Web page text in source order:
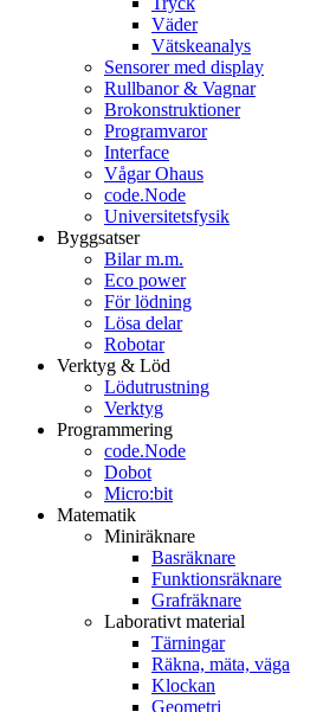
Väder
Vätskeanalys
Sensorer med display
Rullbanor & Vagnar
Brokonstruktioner
Programvaror
Interface
Vågar Ohaus
code.Node
Universitetsfysik
Byggsatser
Bilar m.m.
Eco power
För lödning
Lösa delar
Robotar
Verktyg & Löd
Lödutrustning
Verktyg
Programmering
code.Node
Dobot
Micro:bit
Matematik
Miniräknare
Basräknare
Funktionsräknare
Grafräknare
Laborativt material
Tärningar
Räkna, mäta, väga
Klockan
Geometri